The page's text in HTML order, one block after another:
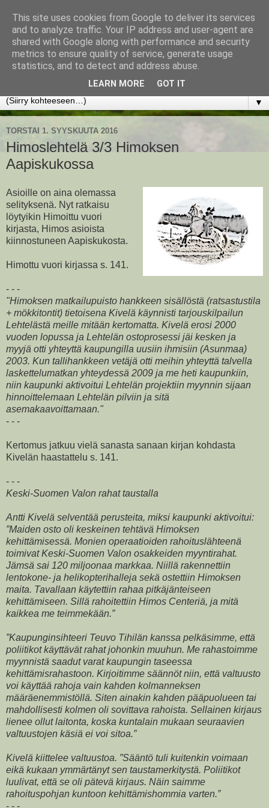
www.jyrkikokko.fi
Uusi Suunta - Jokainen hetki tarjoaa tilaisuuden muuttaa
▼
TORSTAI 1. SYYSKUUTA 2016
Himoslehtelä 3/3 Himoksen
Aapiskukossa
Asioille on aina olemassa
selityksenä. Nyt ratkaisu
löytyikin Himoittu vuori
kirjasta, Himos asioista
kiinnostuneen Aapiskukosta.
Himottu vuori kirjassa s. 141.
- - -
"Himoksen matkailupuisto hankkeen sisällöstä (ratsastustila
+ mökkitontit) tietoisena Kivelä käynnisti tarjouskilpailun
Lehtelästä meille mitään kertomatta. Kivelä erosi 2000
vuoden lopussa ja Lehtelän ostoprosessi jäi kesken ja
myyjä otti yhteyttä kaupungilla uusiin ihmisiin (Asunmaa)
2003. Kun tallihankkeen vetäjä otti meihin yhteyttä talvella
laskettelumatkan yhteydessä 2009 ja me heti kaupunkiin,
niin kaupunki aktivoitui Lehtelän projektiin myynnin sijaan
hinnoittelemaan Lehtelän pilviin ja sitä
asemakaavoittamaan."
- - -
Kertomus jatkuu vielä sanasta sanaan kirjan kohdasta
Kivelän haastattelu s. 141.
- - -
Keski-Suomen Valon rahat taustalla
Antti Kivelä selventää perusteita, miksi kaupunki aktivoitui:
”Maiden osto oli keskeinen tehtävä Himoksen
kehittämisessä. Monien operaatioiden rahoituslähteenä
toimivat Keski-Suomen Valon osakkeiden myyntirahat.
Jämsä sai 120 miljoonaa markkaa. Niillä rakennettiin
lentokone- ja helikopterihalleja sekä ostettiin Himoksen
maita. Tavallaan käytettiin rahaa pitkäjänteiseen
kehittämiseen. Sillä rahoitettiin Himos Centeriä, ja mitä
kaikkea me teimmekään.”
”Kaupunginsihteeri Teuvo Tihilän kanssa pelkäsimme, että
poliitikot käyttävät rahat johonkin muuhun. Me rahastoimme
myynnistä saadut varat kaupungin taseessa
kehittämisrahastoon. Kirjoitimme säännöt niin, että valtuusto
voi käyttää rahoja vain kahden kolmanneksen
määräenemmistöllä. Siten ainakin kahden pääpuolueen tai
mahdollisesti kolmen oli sovittava rahoista. Sellainen kirjaus
lienee ollut laitonta, koska kuntalain mukaan seuraavien
valtuustojen käsiä ei voi sitoa.”
Kivelä kiittelee valtuustoa. ”Sääntö tuli kuitenkin voimaan
eikä kukaan ymmärtänyt sen taustamerkitystä. Poliitikot
luulivat, että se oli pätevä kirjaus. Näin saimme
rahoituspohjan kuntoon kehittämishommia varten.”
- - -
This site uses cookies from Google to deliver its services
and to analyze traffic. Your IP address and user-agent are
shared with Google along with performance and security
metrics to ensure quality of service, generate usage
statistics, and to detect and address abuse.
LEARN MORE GOT IT